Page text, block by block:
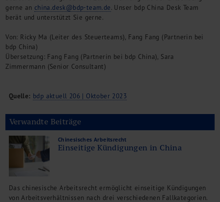
gerne an china.desk@bdp-team.de. Unser bdp China Desk Team
berät und unterstützt Sie gerne.
Von: Ricky Ma (Leiter des Steuerteams), Fang Fang (Partnerin bei
bdp China)
Übersetzung: Fang Fang (Partnerin bei bdp China), Sara
Zimmermann (Senior Consultant)
Quelle: bdp aktuell 206 | Oktober 2023
Verwandte Beiträge
Chinesisches Arbeitsrecht
Einseitige Kündigungen in China
Das chinesische Arbeitsrecht ermöglicht einseitige Kündigungen
von Arbeitsverhältnissen nach drei verschiedenen Fallkategorien.